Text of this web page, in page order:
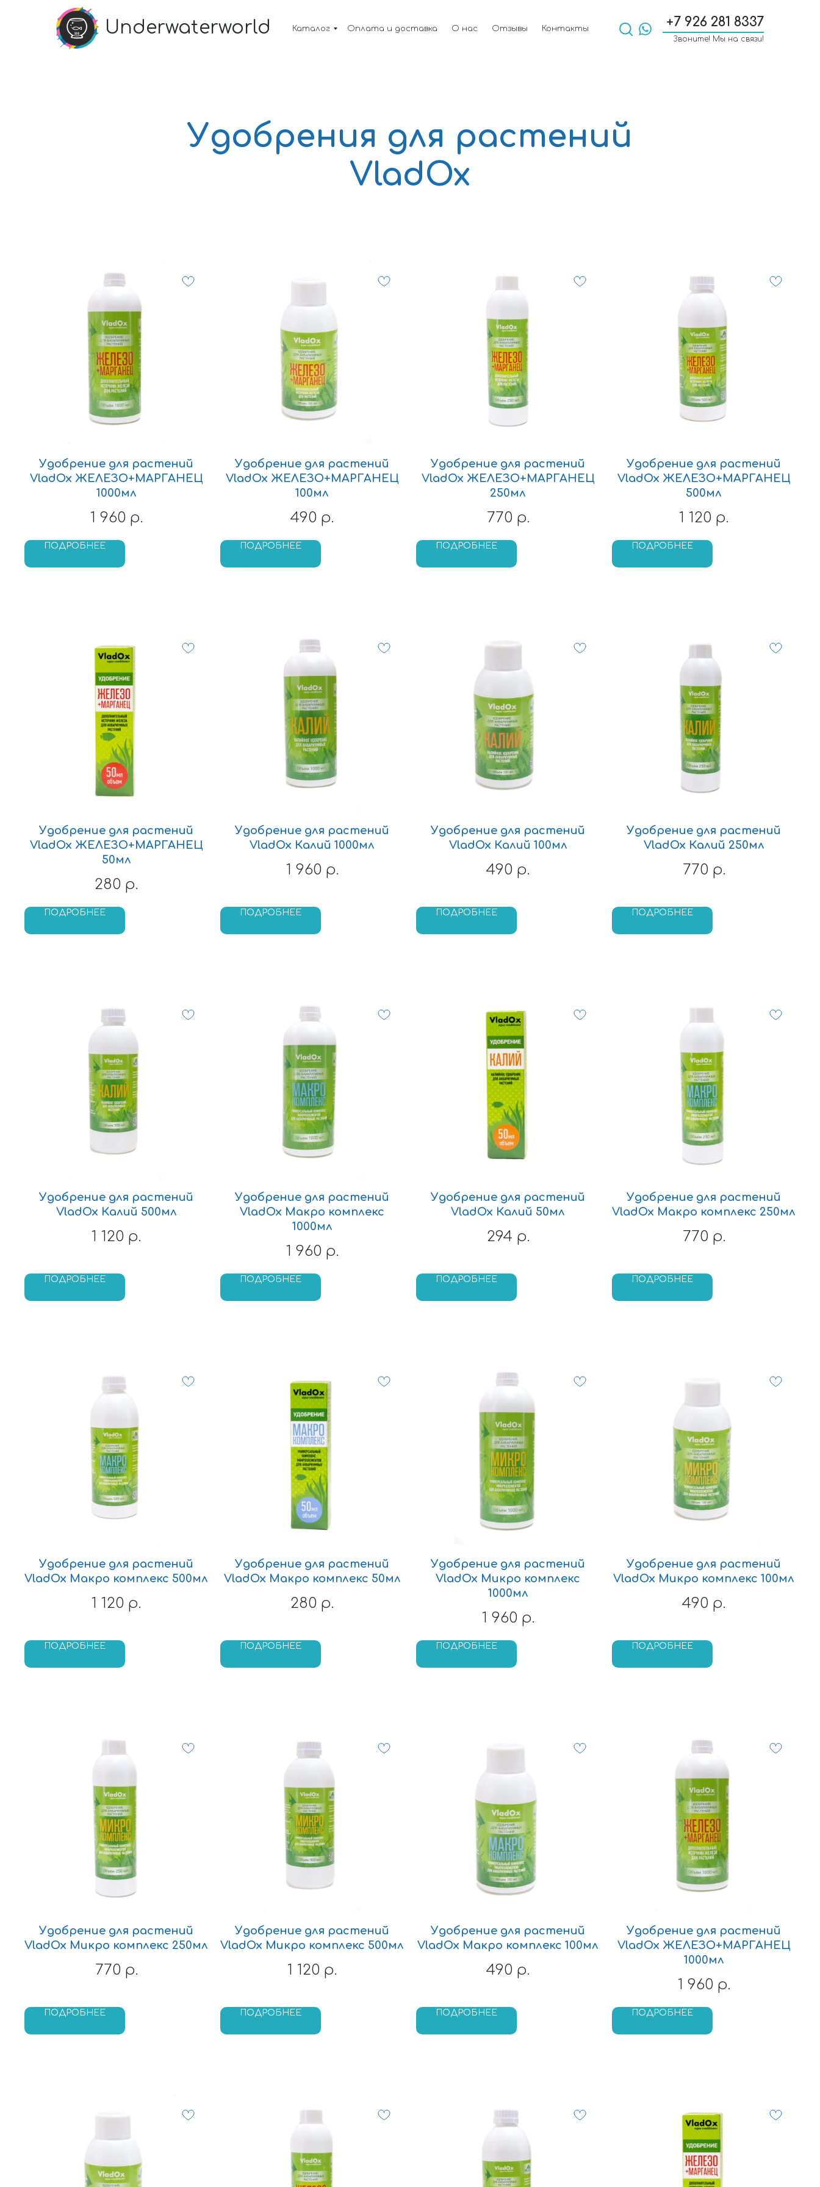
Underwaterworld +7 926 281 8337
Звоните! Мы на связи!
Каталог Оплата и доставка О нас Отзывы Контакты
Удобрения для растений
VladOx
Удобрение для растений
VladOx ЖЕЛЕЗО+МАРГАНЕЦ
1000мл
1 960 р.
ПОДРОБНЕЕ
Удобрение для растений
VladOx ЖЕЛЕЗО+МАРГАНЕЦ
100мл
490 р.
ПОДРОБНЕЕ
Удобрение для растений
VladOx ЖЕЛЕЗО+МАРГАНЕЦ
250мл
770 р.
ПОДРОБНЕЕ
Удобрение для растений
VladOx ЖЕЛЕЗО+МАРГАНЕЦ
500мл
1 120 р.
ПОДРОБНЕЕ
Удобрение для растений
VladOx ЖЕЛЕЗО+МАРГАНЕЦ
50мл
280 р.
ПОДРОБНЕЕ
Удобрение для растений
VladOx Калий 1000мл
1 960 р.
ПОДРОБНЕЕ
Удобрение для растений
VladOx Калий 100мл
490 р.
ПОДРОБНЕЕ
Удобрение для растений
VladOx Калий 250мл
770 р.
ПОДРОБНЕЕ
Удобрение для растений
VladOx Калий 500мл
1 120 р.
ПОДРОБНЕЕ
Удобрение для растений
VladOx Макро комплекс
1000мл
1 960 р.
ПОДРОБНЕЕ
Удобрение для растений
VladOx Калий 50мл
294 р.
ПОДРОБНЕЕ
Удобрение для растений
VladOx Макро комплекс 250мл
770 р.
ПОДРОБНЕЕ
Удобрение для растений
VladOx Макро комплекс 500мл
1 120 р.
ПОДРОБНЕЕ
Удобрение для растений
VladOx Макро комплекс 50мл
280 р.
ПОДРОБНЕЕ
Удобрение для растений
VladOx Микро комплекс
1000мл
1 960 р.
ПОДРОБНЕЕ
Удобрение для растений
VladOx Микро комплекс 100мл
490 р.
ПОДРОБНЕЕ
Удобрение для растений
VladOx Микро комплекс 250мл
770 р.
ПОДРОБНЕЕ
Удобрение для растений
VladOx Микро комплекс 500мл
1 120 р.
ПОДРОБНЕЕ
Удобрение для растений
VladOx Макро комплекс 100мл
490 р.
ПОДРОБНЕЕ
Удобрение для растений
VladOx ЖЕЛЕЗО+МАРГАНЕЦ
1000мл
1 960 р.
ПОДРОБНЕЕ